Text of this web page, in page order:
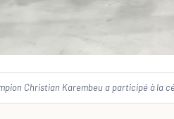
Christian Karembeu a participé à la